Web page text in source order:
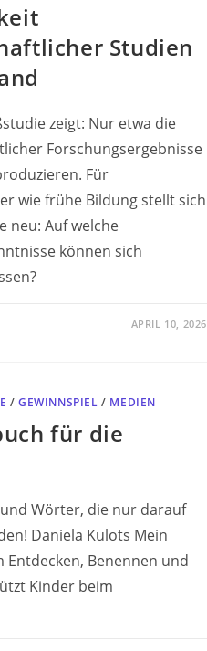
Studien
zeigt: Nur etwa die
Forschungsergebnisse
Für
wie frühe Bildung stellt sich
neu: Auf welche
können sich
APRIL 10, 2026
/GEWINNSPIEL / MEDIEN
für die
Wörter, die nur darauf
Daniela Kulots Mein
Benennen und
Kinder beim